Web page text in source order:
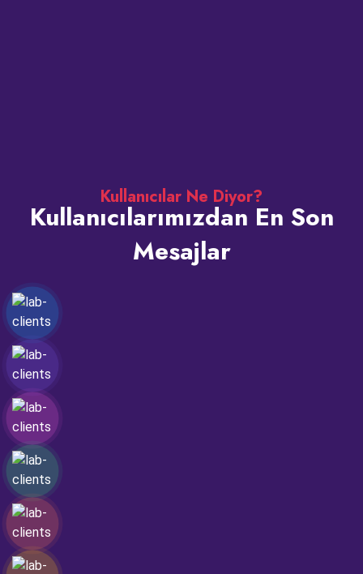
Kullanıcılar Ne Diyor?
Kullanıcılarımızdan En Son
Mesajlar